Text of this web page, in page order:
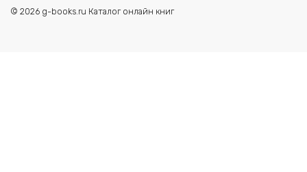
© 2026 g-books.ru Каталог онлайн книг